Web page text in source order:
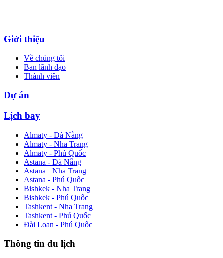
Giới thiệu
Về chúng tôi
Ban lãnh đạo
Thành viên
Dự án
Lịch bay
Almaty - Đà Nẵng
Almaty - Nha Trang
Almaty - Phú Quốc
Astana - Đà Nẵng
Astana - Nha Trang
Astana - Phú Quốc
Bishkek - Nha Trang
Bishkek - Phú Quốc
Tashkent - Nha Trang
Tashkent - Phú Quốc
Đài Loan - Phú Quốc
Thông tin du lịch